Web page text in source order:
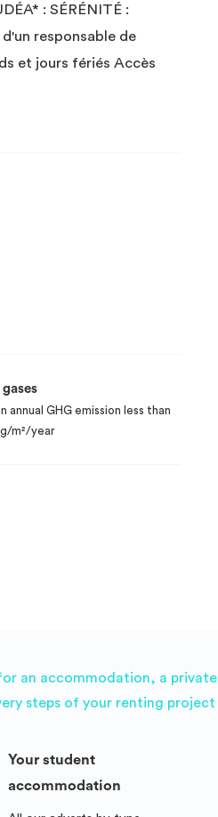
: SÉRÉNITÉ :
responsable de
et jours fériés Accès
annual GHG emission less than
m²/year
an accommodation, a
steps of your renting project
Your student
accommodation